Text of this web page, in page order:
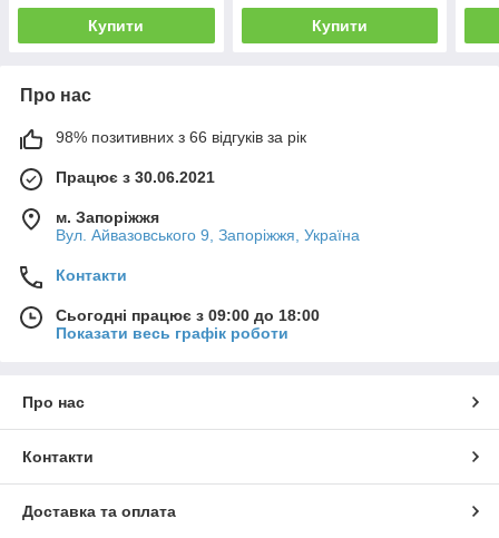
Купити Купити
Про нас
98% позитивних з 66 відгуків за рік
Працює з 30.06.2021
м. Запоріжжя
Вул. Айвазовського 9, Запоріжжя, Україна
Контакти
Сьогодні працює з 09:00 до 18:00
Показати весь графік роботи
Про нас
Контакти
Доставка та оплата